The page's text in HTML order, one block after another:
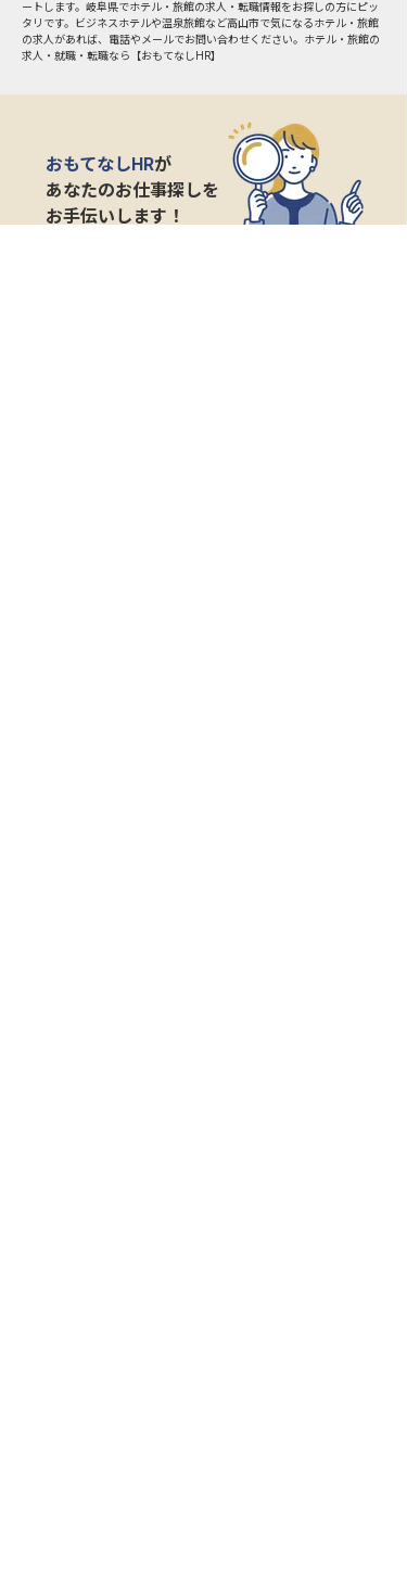
ートします。岐阜県でホテル・旅館の求人・転職情報をお探しの方にピッ
タリです。ビジネスホテルや温泉旅館など高山市で気になるホテル・旅館
の求人があれば、電話やメールでお問い合わせください。ホテル・旅館の
求人・就職・転職なら【おもてなしHR】
おもてなしHRが
あなたのお仕事探しを
お手伝いします！